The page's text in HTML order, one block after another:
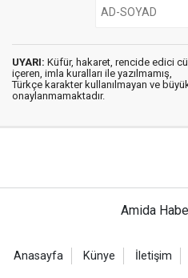
UYARI: Küfür, hakaret, rencide edici
içeren, imla kuralları ile yazılmamış,
Türkçe karakter kullanılmayan ve
onaylanmamaktadır.
Amida
Anasayfa Künye İletişim